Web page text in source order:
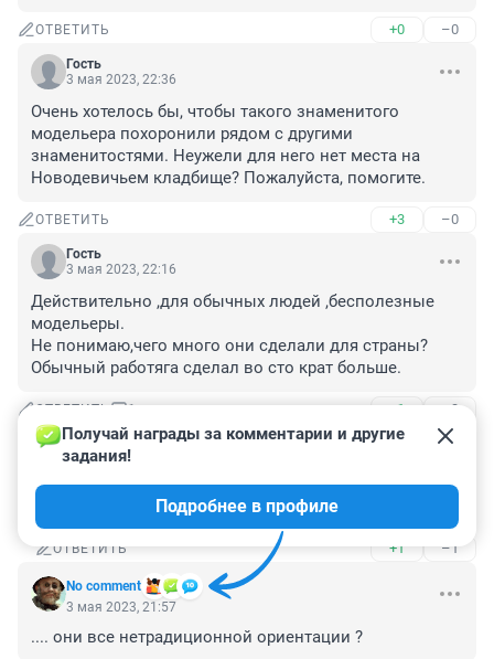
ОТВЕТИТЬ +0 –0
Гость
3 мая 2023, 22:36
Очень хотелось бы, чтобы такого знаменитого
модельера похоронили рядом с другими
знаменитостями. Неужели для него нет места на
Новодевичьем кладбище? Пожалуйста, помогите.
ОТВЕТИТЬ +3 –0
Гость
3 мая 2023, 22:16
Действительно ,для обычных людей ,бесполезные
модельеры.
Не понимаю,чего много они сделали для страны?
Обычный работяга сделал во сто крат больше.
ОТВЕТИТЬ 1 +1 –3
266228661
ОТВЕТИТЬ +1 –1
No comment
Получай награды за комментарии и другие
задания!
Подробнее в профиле
3 мая 2023, 21:57
.... они все нетрадиционной ориентации ?